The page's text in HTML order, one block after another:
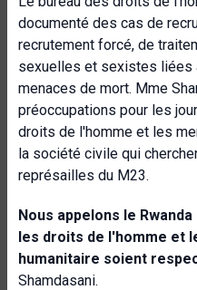
documenté des cas de
recrutement forcé, de
sexuelles et sexistes liées
menaces de mort. Mme
préoccupations pour les
droits de l'homme et les
la société civile qui
représailles du M23.
Nous appelons le
les droits de l'homme et
humanitaire soient
Shamdasani.